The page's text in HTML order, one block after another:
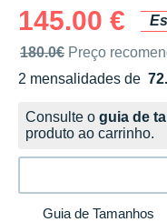
145.00 €
Preço de venda
180.0€ Preço
2 mensalidades de
sem custos
Consulte o guia de
produto ao carrinho.
Guia de Tamanhos